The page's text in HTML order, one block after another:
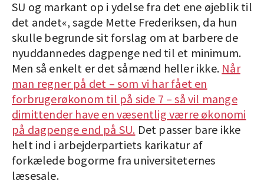
SU og markant op i ydelse fra det ene øjeblik til
det andet«, sagde Mette Frederiksen, da hun
skulle begrunde sit forslag om at barbere de
nyuddannedes dagpenge ned til et minimum.
Men så enkelt er det såmænd heller ikke. Når
man regner på det – som vi har fået en
forbrugerøkonom til på side 7 – så vil mange
dimittender have en væsentlig værre økonomi
på dagpenge end på SU. Det passer bare ikke
helt ind i arbejderpartiets karikatur af
forkælede bogorme fra universiteternes
læsesale.